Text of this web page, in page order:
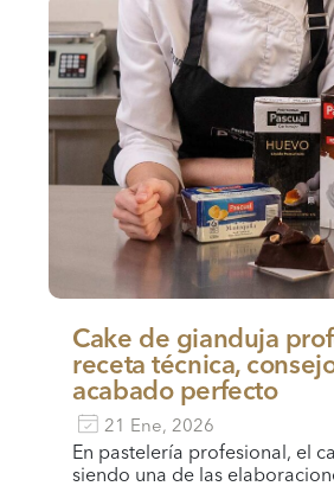
Cake de gianduja
receta técnica,
acabado perfecto
21 Ene, 2026
En pastelería profesional, el
siendo una de las